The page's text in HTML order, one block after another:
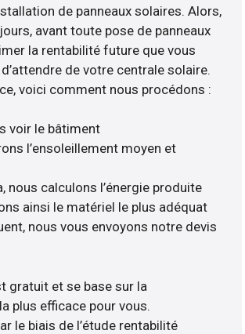
de panneaux solaires. Alors,
avant toute pose de panneaux
la rentabilité future que vous
de votre centrale solaire.
voici comment nous procédons :
voir le bâtiment
l’ensoleillement moyen et
nous calculons l’énergie produite
ainsi le matériel le plus adéquat
nous vous envoyons notre devis
gratuit et se base sur la
plus efficace pour vous.
le biais de l’étude rentabilité